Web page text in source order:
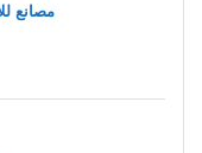
مصانع للايجار